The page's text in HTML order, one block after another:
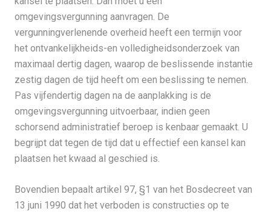
omgevingsvergunning aanvragen. De
vergunningverlenende overheid heeft een termijn voor
het ontvankelijkheids-en volledigheidsonderzoek van
maximaal dertig dagen, waarop de beslissende instantie
zestig dagen de tijd heeft om een beslissing te nemen.
Pas vijfendertig dagen na de aanplakking is de
omgevingsvergunning uitvoerbaar, indien geen
schorsend administratief beroep is kenbaar gemaakt. U
begrijpt dat tegen de tijd dat u effectief een kansel kan
plaatsen het kwaad al geschied is.
Bovendien bepaalt artikel 97, §1 van het Bosdecreet van
13 juni 1990 dat het verboden is constructies op te